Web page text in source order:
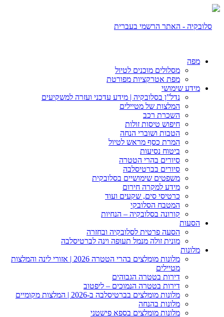
מפה
מסלולים מוכנים לטיול
מפת אטרקציות מפורטת
מידע שימושי
נדל”ן בסלובקיה | מידע עדכני ועזרה למשקיעים
המלצות של מטיילים
השכרת רכב
חיפוש טיסות זולות
הטבות ושוברי הנחה
המרת כסף מראש לטיול
ביטוח נסיעות
סיורים בהרי הטטרה
סיורים בברטיסלבה
משפטים שימושיים בסלובקית
מידע למקרה חירום
כרטיסי סים, שקעים ועוד
המטבח הסלובקי
קורונה בסלובקיה – הנחיות
הסעות
הסעה פרטית לסלובקיה ובחזרה
מונית זולה מנמל תעופה וינה לברטיסלבה
מלונות
מלונות מומלצים בהרי הטטרה 2026 | אזורי לינה והמלצות
מטיילים
דירות בטטרה הגבוהים
דירות בטטרה הנמוכים – ליפטוב
מלונות מומלצים בברטיסלבה ב-2026 | המלצות מקומיים
מלונות בהנחה
מלונות מומלצים בספא פישטני